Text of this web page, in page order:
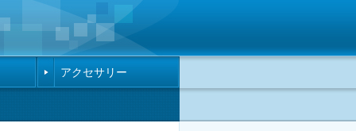
アクセサリー